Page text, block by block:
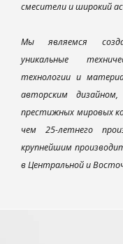
смесители и широкий
Мы являемся
уникальные
технологии и
авторским
престижных мировых
чем 25-летнего
крупнейшим
в Центральной и